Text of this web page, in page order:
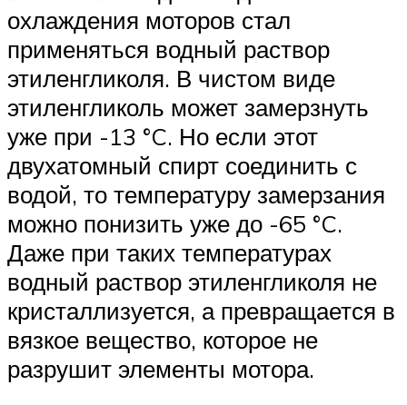
охлаждения моторов стал
применяться водный раствор
этиленгликоля. В чистом виде
этиленгликоль может замерзнуть
уже при -13 °C. Но если этот
двухатомный спирт соединить с
водой, то температуру замерзания
можно понизить уже до -65 °C.
Даже при таких температурах
водный раствор этиленгликоля не
кристаллизуется, а превращается в
вязкое вещество, которое не
разрушит элементы мотора.